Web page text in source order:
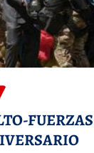
FUERZAS